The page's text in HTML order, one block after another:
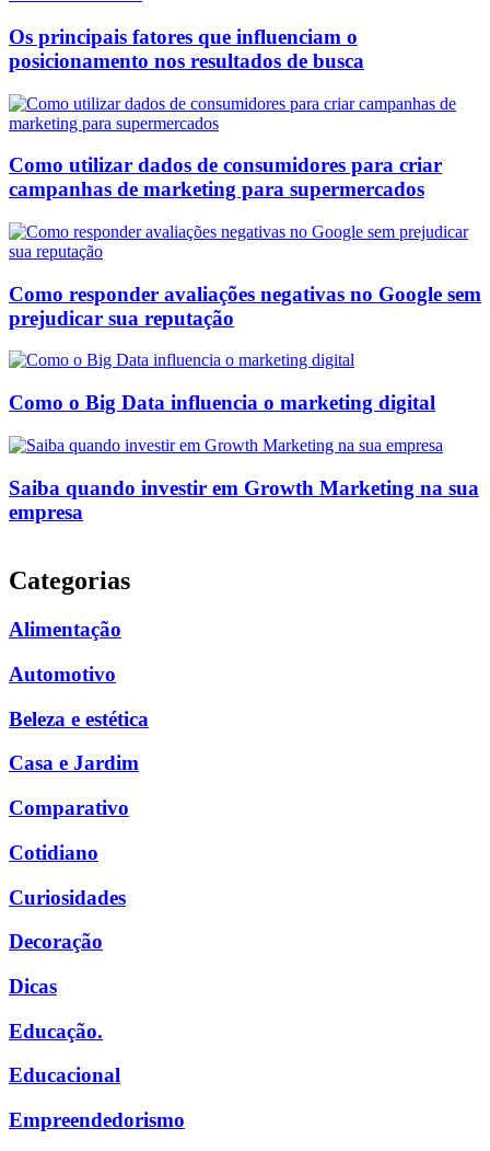
Os principais fatores que influenciam o
posicionamento nos resultados de busca
Como utilizar dados de consumidores para criar
campanhas de marketing para supermercados
Como responder avaliações negativas no Google sem
prejudicar sua reputação
Como o Big Data influencia o marketing digital
Saiba quando investir em Growth Marketing na sua
empresa
Categorias
Alimentação
Automotivo
Beleza e estética
Casa e Jardim
Comparativo
Cotidiano
Curiosidades
Decoração
Dicas
Educação.
Educacional
Empreendedorismo